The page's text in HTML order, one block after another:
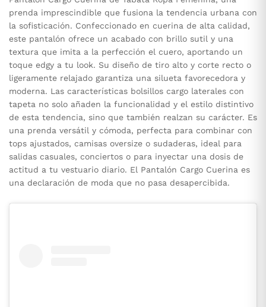
prenda imprescindible que fusiona la tendencia urbana con
la sofisticación. Confeccionado en cuerina de alta calidad,
este pantalón ofrece un acabado con brillo sutil y una
textura que imita a la perfección el cuero, aportando un
toque edgy a tu look. Su diseño de tiro alto y corte recto o
ligeramente relajado garantiza una silueta favorecedora y
moderna. Las características bolsillos cargo laterales con
tapeta no solo añaden la funcionalidad y el estilo distintivo
de esta tendencia, sino que también realzan su carácter. Es
una prenda versátil y cómoda, perfecta para combinar con
tops ajustados, camisas oversize o sudaderas, ideal para
salidas casuales, conciertos o para inyectar una dosis de
actitud a tu vestuario diario. El Pantalón Cargo Cuerina es
una declaración de moda que no pasa desapercibida.